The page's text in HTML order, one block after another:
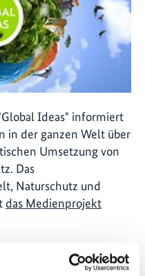
Ideas" informiert
in der ganzen Welt über
Umsetzung von
Das
Naturschutz und
das Medienprojekt